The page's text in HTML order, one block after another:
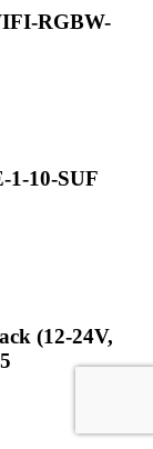
RGBW-
1-10-SUF
(12-24V,